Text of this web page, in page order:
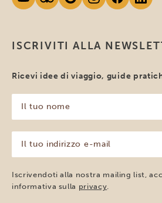
ISCRIVITI ALLA
Ricevi idee di viaggio, guide
tuo
nome
(Obbligatorio)
tuo
indirizzo
e-
mail
Iscrivendoti alla nostra mailing list,
informativa sulla privacy.